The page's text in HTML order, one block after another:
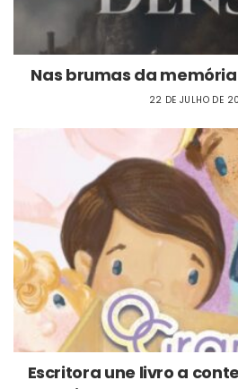
Nas brumas da
22 DE JULHO DE
Escritora une livro a